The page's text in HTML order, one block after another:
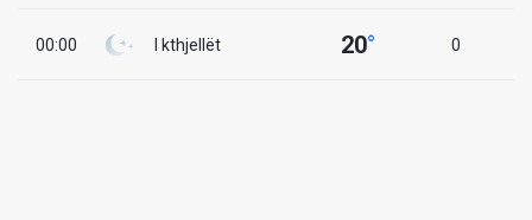
00:00 I kthjellët 20° 0